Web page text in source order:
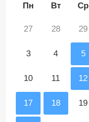
Пн Вт Ср
27 28 29
3 4 5
10 11 12
17 18 19